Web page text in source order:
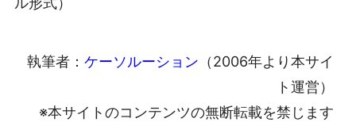
執筆者： ケーソルーション （2006年より本サイ
ト運営）
※本サイトのコンテンツの無断転載を禁じます